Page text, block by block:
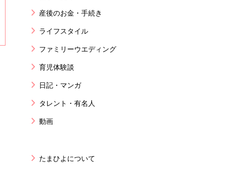
産後のお金・手続き
ライフスタイル
ファミリーウエディング
育児体験談
日記・マンガ
タレント・有名人
動画
たまひよについて